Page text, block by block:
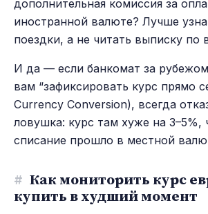
дополнительная комиссия за
иностранной валюте? Лучше
поездки, а не читать выписку по
И да — если банкомат за рубежом
вам “зафиксировать курс прямо
Currency Conversion), всегда
ловушка: курс там хуже на 3–5%,
списание прошло в местной
# Как мониторить курс
купить в худший момент